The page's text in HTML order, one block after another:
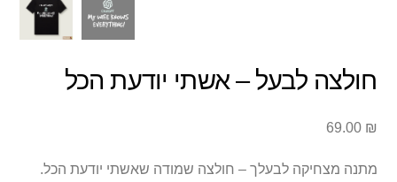
חולצה לבעל – אשתי יודעת הכל
69.00 ₪
מתנה מצחיקה לבעלך – חולצה שמודה שאשתי יודעת הכל.